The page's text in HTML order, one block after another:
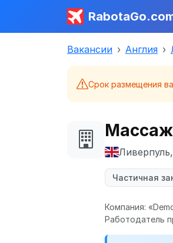
Вакансии Англия
Срок размещения
Частичная
Компания:
Работодатель